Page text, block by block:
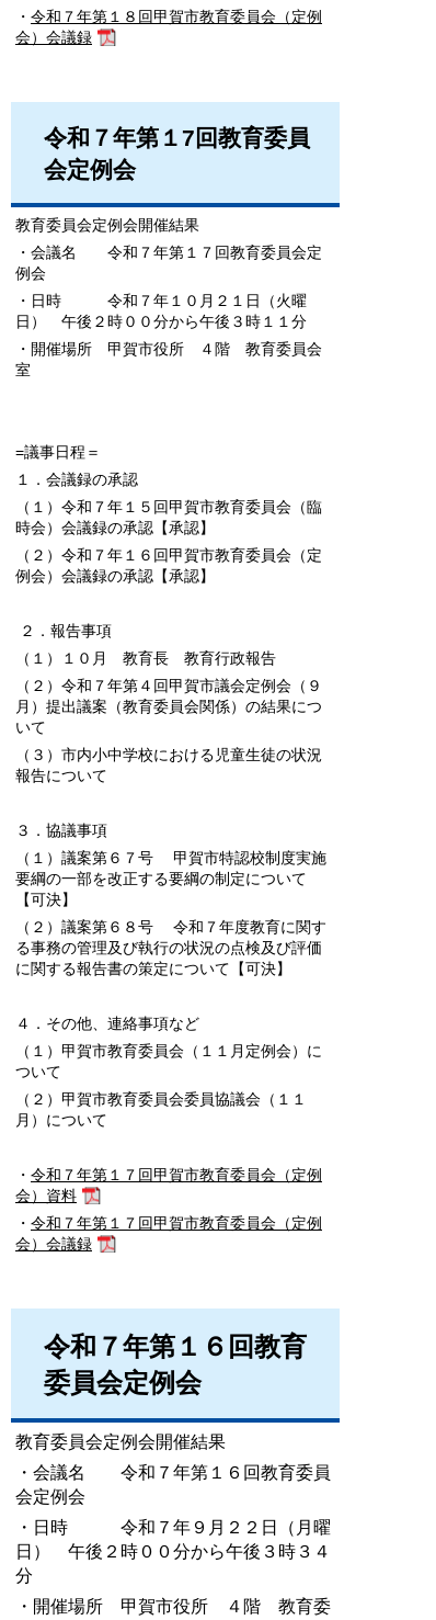
・ 令和７年第１８回甲賀市教育委員会（定例
会）会議録
令和７年第１7回教育委員
会定例会
教育委員会定例会開催結果
・会議名 令和７年第１７回教育委員会定
例会
・日時 令和７年１０月２１日（火曜
日） 午後２時００分から午後３時１１分
・開催場所 甲賀市役所 ４階 教育委員会
室
=議事日程＝
１．会議録の承認
（１）令和７年１５回甲賀市教育委員会（臨
時会）会議録の承認【承認】
（２）令和７年１６回甲賀市教育委員会（定
例会）会議録の承認【承認】
２．報告事項
（１）１０月 教育長 教育行政報告
（２）令和７年第４回甲賀市議会定例会（９
月）提出議案（教育委員会関係）の結果につ
いて
（３）市内小中学校における児童生徒の状況
報告について
３．協議事項
（１）議案第６７号 甲賀市特認校制度実施
要綱の一部を改正する要綱の制定について
【可決】
（２）議案第６８号 令和７年度教育に関す
る事務の管理及び執行の状況の点検及び評価
に関する報告書の策定について【可決】
４．その他、連絡事項など
（１）甲賀市教育委員会（１１月定例会）に
ついて
（２）甲賀市教育委員会委員協議会（１１
月）について
・ 令和７年第１７回甲賀市教育委員会（定例
会）資料
・ 令和７年第１７回甲賀市教育委員会（定例
会）会議録
令和７年第１６回教育
委員会定例会
教育委員会定例会開催結果
・会議名 令和７年第１６回教育委員
会定例会
・日時 令和７年９月２２日（月曜
日） 午後２時００分から午後３時３４
分
・開催場所 甲賀市役所 ４階 教育委